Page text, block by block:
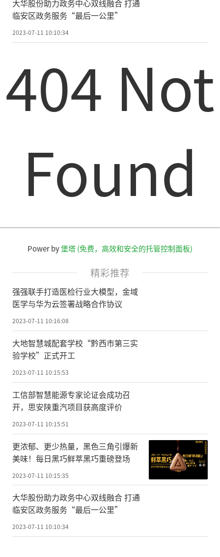
大华股份助力政务中心双线融合 打通
临安区政务服务“最后一公里”
2023-07-11 10:10:34
404 Not
Found
Power by堡塔 (免费，高效和安全的托管控制面板)
精彩推荐
强强联手打造医检行业大模型，金域
医学与华为云签署战略合作协议
2023-07-11 10:16:08
大地智慧城配套学校“黔西市第三实
验学校”正式开工
2023-07-11 10:15:53
工信部智慧能源专家论证会成功召
开，思安陕重汽项目获高度评价
2023-07-11 10:15:51
更浓郁、更少热量，黑色三角引爆新
美味！每日黑巧鲜萃黑巧重磅登场
2023-07-11 10:15:35
大华股份助力政务中心双线融合 打通
临安区政务服务“最后一公里”
2023-07-11 10:10:34